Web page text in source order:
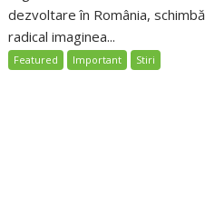
dezvoltare în România, schimbă
radical imaginea...
Featured Important Stiri